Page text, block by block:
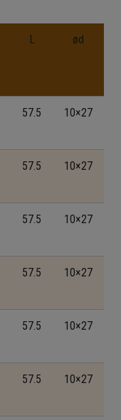
L ød
57.5 10×27
57.5 10×27
57.5 10×27
57.5 10×27
57.5 10×27
57.5 10×27